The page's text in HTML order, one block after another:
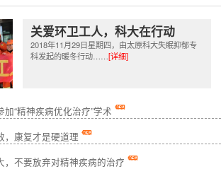
关爱环卫工人，科大在行动
2018年11月29日星期四，由太原科大失眠抑郁专
科发起的暖冬行动……[详细]
“精神疾病优化治疗”学术
，康复才是硬道理
，不要放弃对精神疾病的治疗